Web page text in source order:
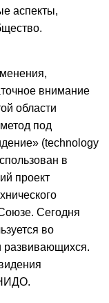
аспекты,
внимание
области
под
(technology
в
проект
Сегодня
во
развивающихся.